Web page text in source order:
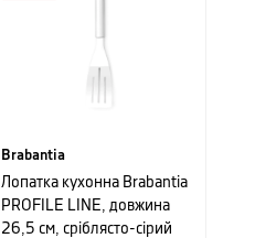
Brabantia
Лопатка кухонна Brabantia
PROFILE LINE, довжина
26,5 см, сріблясто-сірий